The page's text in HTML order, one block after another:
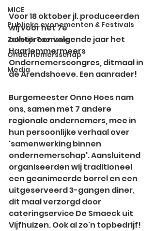
MICE
Publieke evenementen & Festivals
Zakelijk Toerisme
Ondernemersschap
Media
Voor 18 oktober jl. produceerden
wij voor het 7e
achtereenvolgende jaar het
Haarlemmermeers
Ondernemerscongres, ditmaal in
de Arendshoeve. Een aanrader!
Burgemeester Onno Hoes nam
ons, samen met 7 andere
regionale ondernemers, mee in
hun persoonlijke verhaal over
'samenwerking binnen
ondernemerschap'. Aansluitend
organiseerden wij traditioneel
een geanimeerde borrel en een
uitgeserveerd 3-gangen diner,
dit maal verzorgd door
cateringservice De Smaeck uit
Vijfhuizen. Ook al zo'n topbedrijf!